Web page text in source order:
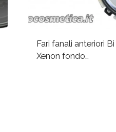
Fari fanali anteriori Bi
Xenon fondo